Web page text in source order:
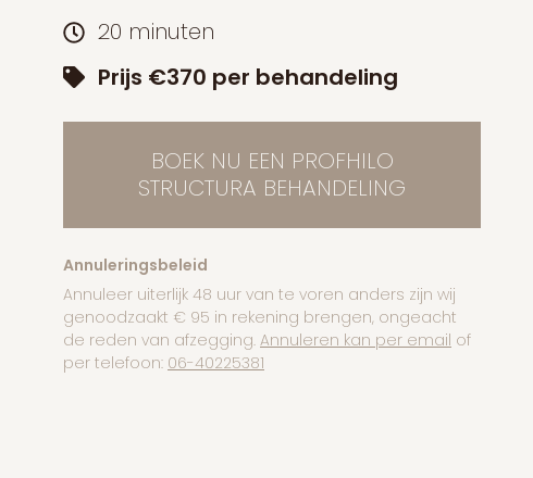
20 minuten
Prijs €370 per behandeling
BOEK NU EEN PROFHILO
STRUCTURA BEHANDELING
Annuleringsbeleid
Annuleer uiterlijk 48 uur van te voren anders zijn wij
genoodzaakt € 95 in rekening brengen, ongeacht
de reden van afzegging. Annuleren kan per email of
per telefoon: 06-40225381